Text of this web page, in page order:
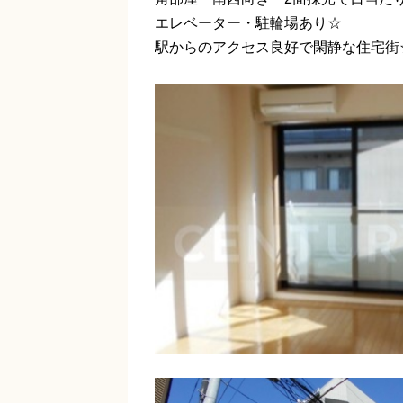
エレベーター・駐輪場あり☆
駅からのアクセス良好で閑静な住宅